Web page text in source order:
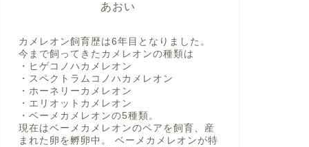
あおい
カメレオン飼育歴は6年目となりました。
今まで飼ってきたカメレオンの種類は
・ヒゲコノハカメレオン
・スペクトラムコノハカメレオン
・ホーネリーカメレオン
・エリオットカメレオン
・ベーメカメレオンの5種類。
現在はベーメカメレオンのペアを飼育、産
まれた卵を孵卵中。 ベーメカメレオンが特